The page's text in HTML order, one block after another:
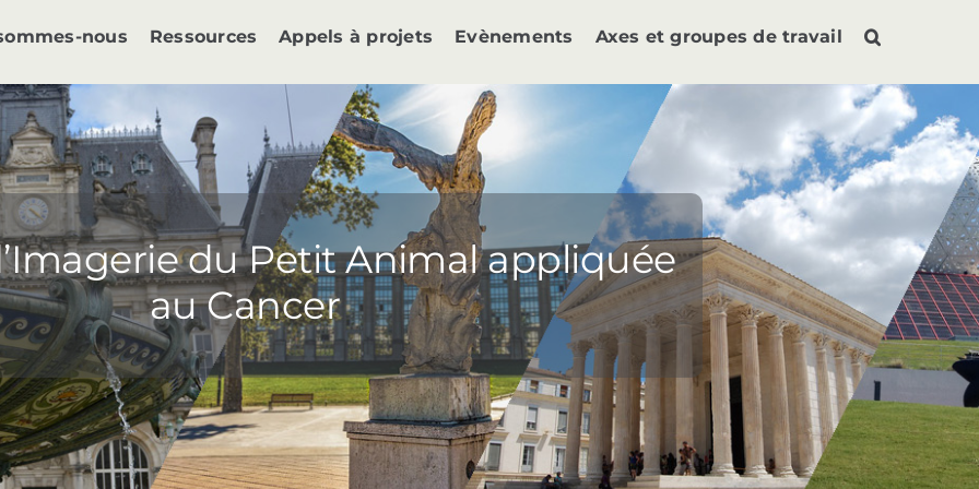
nous Ressources Appels à projets Evènements Axes et groupes de travail
du Petit Animal appliquée
au Cancer